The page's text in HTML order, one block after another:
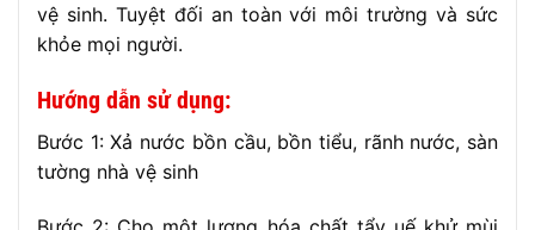
vệ sinh. Tuyệt đối an toàn với môi trường và sức
khỏe mọi người.
Hướng dẫn sử dụng:
Bước 1: Xả nước bồn cầu, bồn tiểu, rãnh nước, sàn
tường nhà vệ sinh